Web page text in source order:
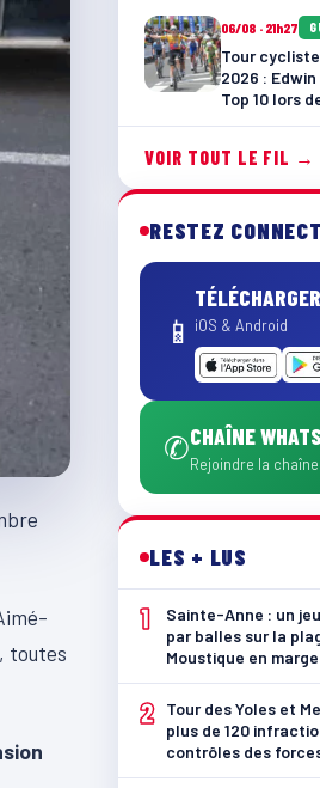
toutes
06/08 · 21h27
Tour
2026 :
Top 10 lors
VOIR TOUT LE FIL →
RESTEZ
📱 iOS & Android
✆CHAÎNE
Rejoindre la chaîne
LES + LUS
1
Sainte-Anne : un
par balles sur la
Moustique en
2
Tour des Yoles et
plus de 120
contrôles des